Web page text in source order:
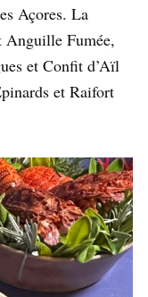
Açores. La
Anguille Fumée,
et Confit d’Aïl
et Raifort